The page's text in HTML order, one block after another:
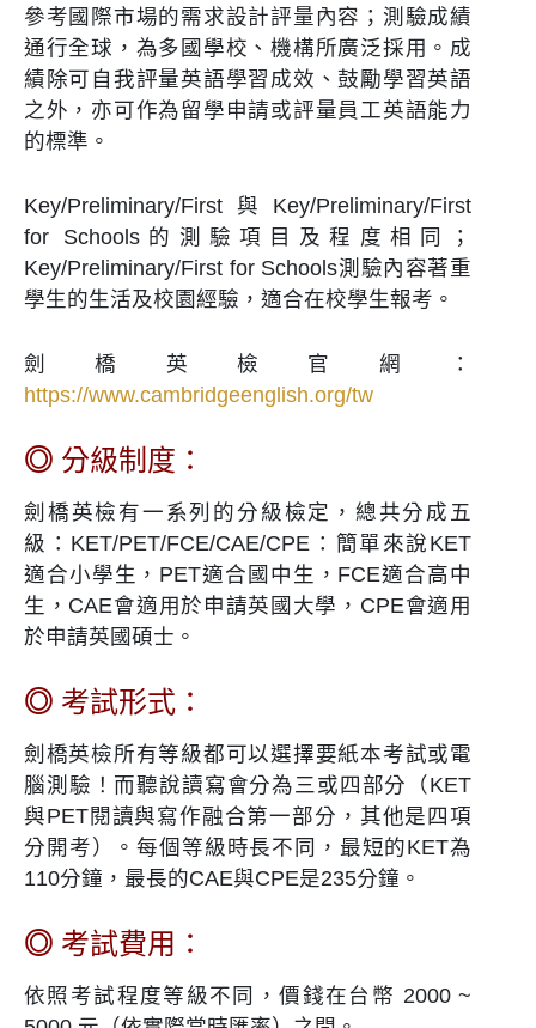
參考國際市場的需求設計評量內容；測驗成績
通行全球，為多國學校、機構所廣泛採用。成
績除可自我評量英語學習成效、鼓勵學習英語
之外，亦可作為留學申請或評量員工英語能力
的標準。
Key/Preliminary/First與Key/Preliminary/First
for Schools的測驗項目及程度相同；
Key/Preliminary/First for Schools測驗內容著重
學生的生活及校園經驗，適合在校學生報考。
劍橋英檢官網：
https://www.cambridgeenglish.org/tw
◎ 分級制度：
劍橋英檢有一系列的分級檢定，總共分成五
級：KET/PET/FCE/CAE/CPE：簡單來說KET
適合小學生，PET適合國中生，FCE適合高中
生，CAE會適用於申請英國大學，CPE會適用
於申請英國碩士。
◎ 考試形式：
劍橋英檢所有等級都可以選擇要紙本考試或電
腦測驗！而聽說讀寫會分為三或四部分（KET
與PET閱讀與寫作融合第一部分，其他是四項
分開考）。每個等級時長不同，最短的KET為
110分鐘，最長的CAE與CPE是235分鐘。
◎ 考試費用：
依照考試程度等級不同，價錢在台幣 2000 ~